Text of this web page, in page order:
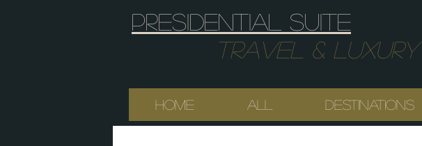
Presidential suite
Travel & Luxury
HOME All Destinations